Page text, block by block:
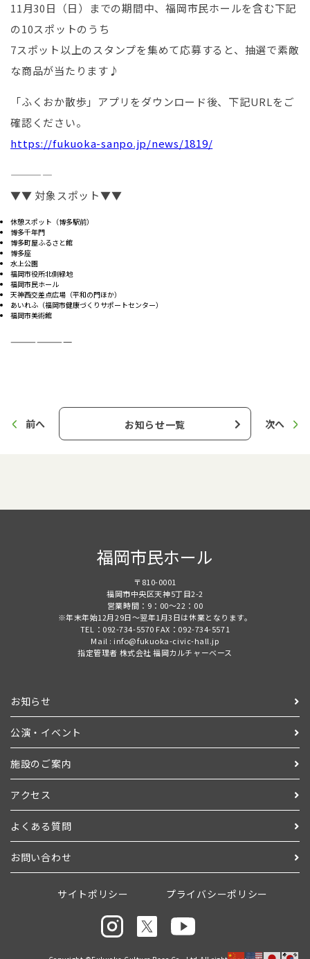
11月30日（日）までの期間中、福岡市民ホールを含む下記
の10スポットのうち
7スポット以上のスタンプを集めて応募すると、抽選で素敵
な商品が当たります♪
「ふくおか散歩」アプリをダウンロード後、下記URLをご
確認ください。
https://fukuoka-sanpo.jp/news/1819/
————
▼▼ 対象スポット▼▼
休憩スポット（博多駅前）
博多千年門
博多町屋ふるさと館
博多座
水上公園
福岡市役所北側緑地
福岡市民ホール
天神西交差点広場（平和の門ほか）
あいれふ（福岡市健康づくりサポートセンター）
福岡市美術館
———————
前へ お知らせ一覧 次へ
福岡市民ホール
〒810-0001
福岡市中央区天神5丁目2-2
営業時間：9：00～22：00
※年末年始12月29日～翌年1月3日は休業となります。
TEL：092-734-5570 FAX：092-734-5571
Mail : info@fukuoka-civic-hall.jp
指定管理者 株式会社 福岡カルチャーベース
お知らせ
公演・イベント
施設のご案内
アクセス
よくある質問
お問い合わせ
サイトポリシー プライバシーポリシー